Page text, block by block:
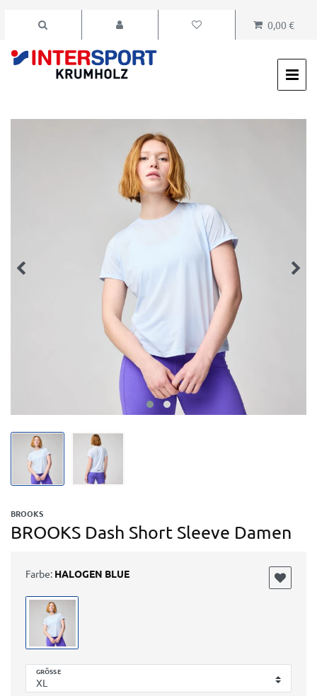
0,00 €
BROOKS
BROOKS Dash Short Sleeve Damen
GRÖSSE
Farbe: HALOGEN BLUE